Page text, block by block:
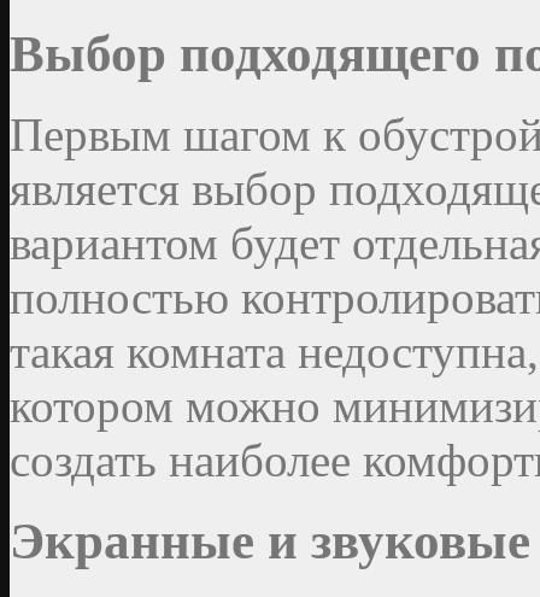
Выбор подходящего
Первым шагом к
является выбор
вариантом будет
полностью
такая комната
котором можно
создать наиболее
Экранные и